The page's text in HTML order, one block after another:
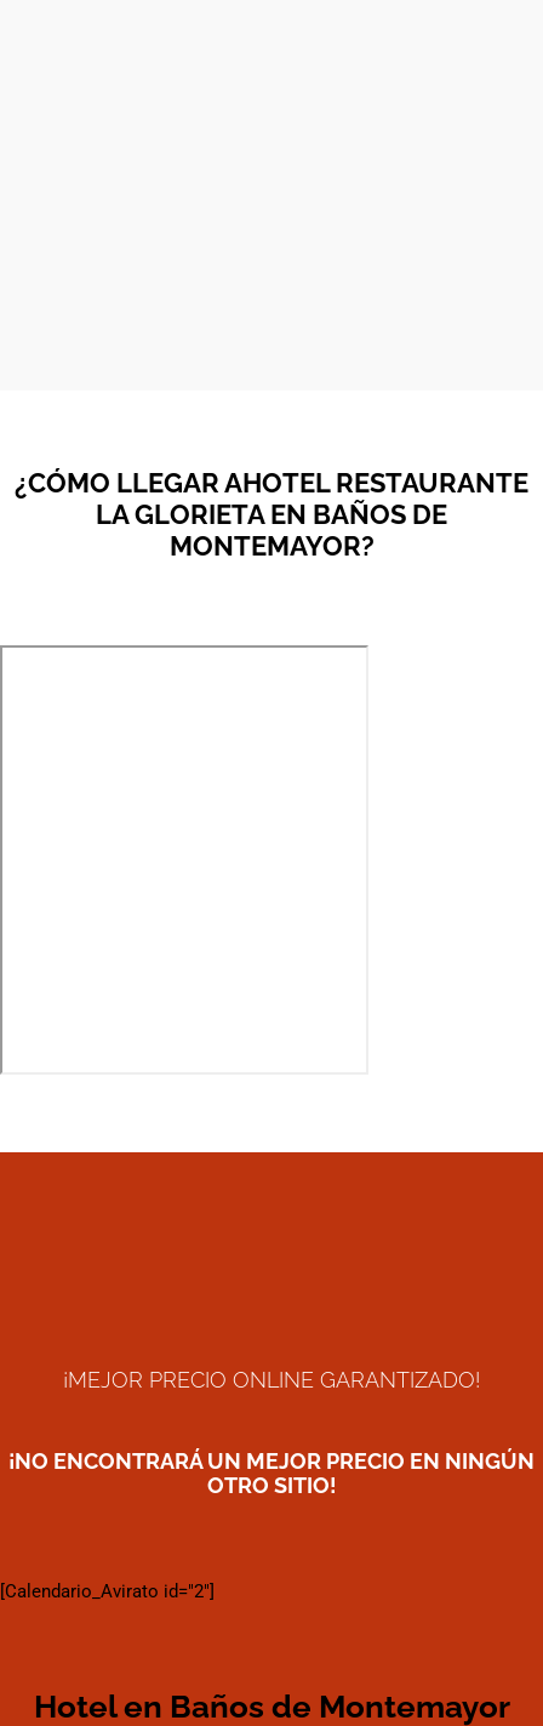
¿CÓMO LLEGAR AHOTEL RESTAURANTE
LA GLORIETA EN BAÑOS DE
MONTEMAYOR?
¡MEJOR PRECIO ONLINE GARANTIZADO!
¡NO ENCONTRARÁ UN MEJOR PRECIO EN NINGÚN
OTRO SITIO!
[Calendario_Avirato id="2"]
Hotel en Baños de Montemayor